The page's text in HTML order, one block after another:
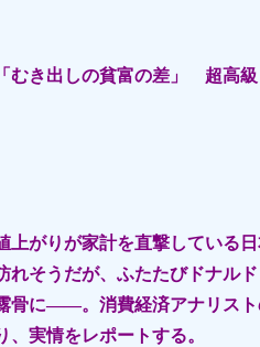
むき出しの貧富の差」 超高
がりが家計を直撃している
れそうだが、ふたたびドナル
骨に――。消費経済アナリス
実情をレポートする。